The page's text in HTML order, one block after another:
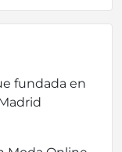
fundada en